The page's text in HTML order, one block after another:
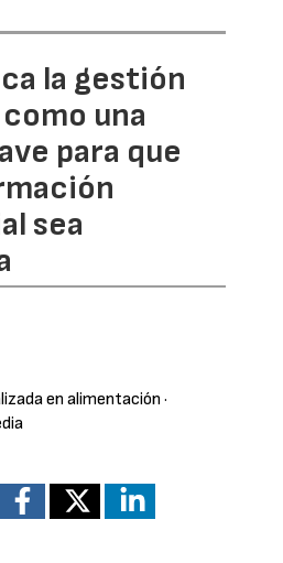
la gestión
una
para que
sea
en alimentación ·